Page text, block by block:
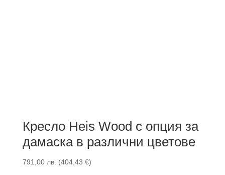
Кресло Heis Wood с опция за
дамаска в различни цветове
791,00 лв. (404,43 €)